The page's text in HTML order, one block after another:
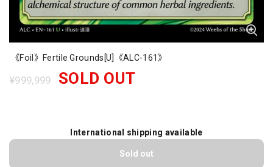
《Foil》Fertile Grounds[U]《ALC-161》
¥999,999 SOLD OUT
International shipping available
Sold out